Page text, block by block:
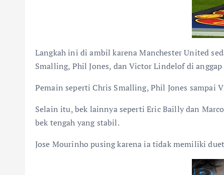
Langkah ini di ambil karena Manchester United
Smalling, Phil Jones, dan Victor Lindelof di
Pemain seperti Chris Smalling, Phil Jones
Selain itu, bek lainnya seperti Eric Bailly dan
bek tengah yang stabil.
Jose Mourinho pusing karena ia tidak memiliki